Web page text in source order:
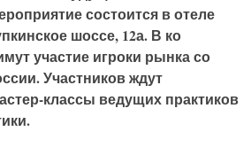
состоится в отеле
шоссе, 12а. В ко
участие игроки рынка со
Участников ждут
классы ведущих практиков